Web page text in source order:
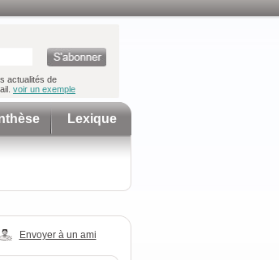
actualités de
voir un exemple
Lexique
Envoyer à un ami